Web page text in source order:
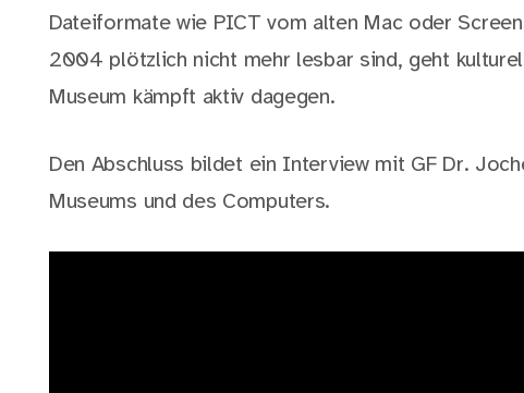
Dateiformate wie PICT vom alten Mac oder
2004 plötzlich nicht mehr lesbar sind, geht
Museum kämpft aktiv dagegen.
Den Abschluss bildet ein Interview mit GF Dr.
Museums und des Computers.